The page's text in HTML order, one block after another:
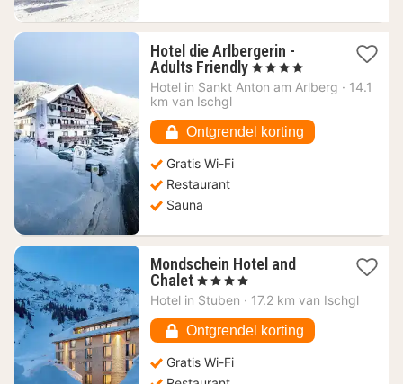
Hotel die Arlbergerin -
Adults Friendly 1
nacht
€
, 4 Sterren
Hotel in Sankt Anton am Arlberg · 14.1
km van Ischgl
Ontgrendel korting
Gratis Wi-Fi
Restaurant
Sauna
Mondschein Hotel and
Chalet 1
nacht
127,14
€
, 4 Sterren
Hotel in Stuben · 17.2 km van Ischgl
Ontgrendel korting
Gratis Wi-Fi